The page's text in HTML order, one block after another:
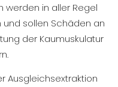
werden in aller Regel
sollen Schäden an
der Kaumuskulatur
Ausgleichsextraktion